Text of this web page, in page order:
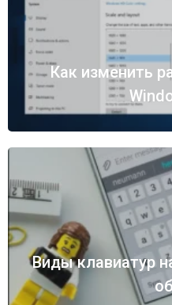
Как изменить
Виды клавиатур